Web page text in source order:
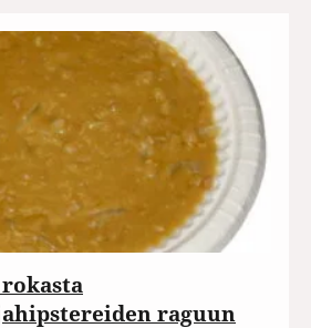
raguun